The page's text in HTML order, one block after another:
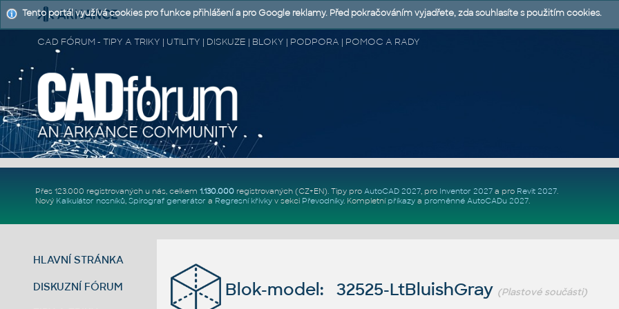
CAD FÓRUM - TIPY A TRIKY | UTILITY | DISKUZE | BLOKY | PODPORA | POMOC A RADY
Přes 123.000 registrovaných u nás, celkem 1.130.000registrovaných (CZ+EN). Tipy pro AutoCAD 2027, pro Inventor 2027a pro Revit 2027.
Nový Kalkulátor nosníků, Spirograf generátor a Regresní křivkyv sekci Převodníky. Kompletní příkazya proměnné AutoCADu 2027.
HLAVNÍ STRÁNKA
DISKUZNÍ FÓRUM Blok-model: 32525-LtBluishGray (Plastové součásti)
Tento portál využívá cookies pro funkce přihlášení a pro Google reklamy. Před pokračováním vyjadřete, zda souhlasíte s použitím cookies.